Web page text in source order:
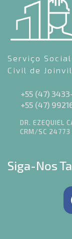
Serviço
Civil de
+55 (47)
+55 (47)
DR. EZEQUIEL
CRM/SC 24773
Siga-Nos